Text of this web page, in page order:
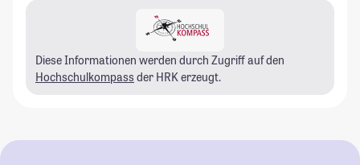
Diese Informationen werden durch Zugriff auf den
Hochschulkompass der HRK erzeugt.